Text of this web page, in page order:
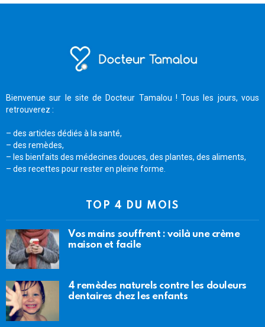
Bienvenue sur le site de Docteur Tamalou ! Tous les jours, vous
retrouverez :
– des articles dédiés à la santé,
– des remèdes,
– les bienfaits des médecines douces, des plantes, des aliments,
– des recettes pour rester en pleine forme.
TOP 4 DU MOIS
Vos mains souffrent : voilà une crème
maison et facile
4 remèdes naturels contre les douleurs
dentaires chez les enfants